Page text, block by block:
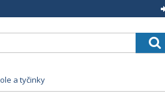
a tyčinky